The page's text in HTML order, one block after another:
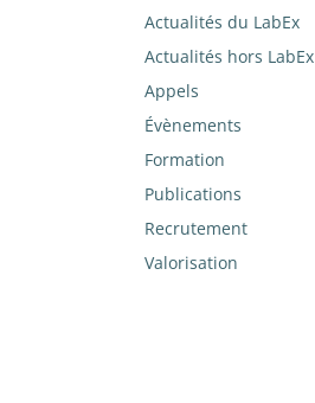
Actualités du LabEx
Actualités hors LabEx
Appels
Évènements
Formation
Publications
Recrutement
Valorisation